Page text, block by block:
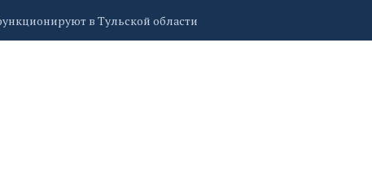
в Тульской области
тульские росгвардейцы за неделю